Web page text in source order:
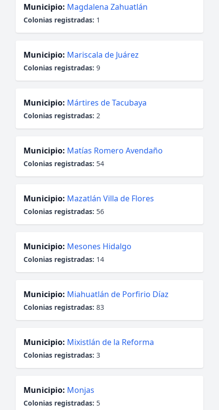
Municipio: Magdalena Zahuatlán
Colonias registradas: 1
Municipio: Mariscala de Juárez
Colonias registradas: 9
Municipio: Mártires de Tacubaya
Colonias registradas: 2
Municipio: Matías Romero Avendaño
Colonias registradas: 54
Municipio: Mazatlán Villa de Flores
Colonias registradas: 56
Municipio: Mesones Hidalgo
Colonias registradas: 14
Municipio: Miahuatlán de Porfirio Díaz
Colonias registradas: 83
Municipio: Mixistlán de la Reforma
Colonias registradas: 3
Municipio: Monjas
Colonias registradas: 5